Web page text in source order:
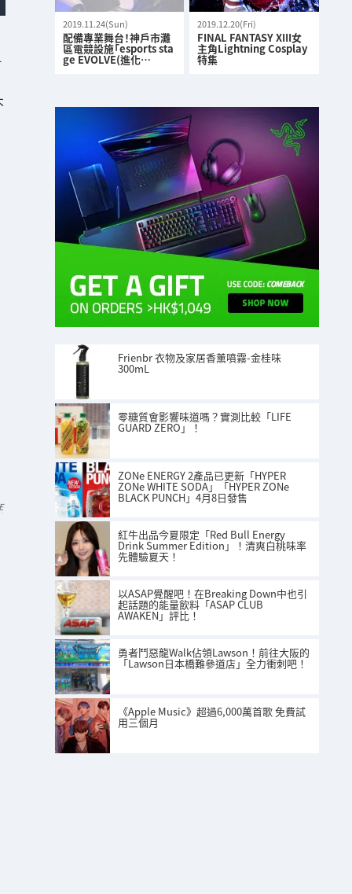
2019.11.24(Sun)
配備專業舞台！神戶市灘
區電競設施「esports sta
ge EVOLVE(進化…
2019.12.20(Fri)
FINAL FANTASY XIII女
主角Lightning Cosplay
特集
Frienbr 衣物及家居香薰噴霧-金桂味
300mL
零糖質會影響味道嗎？實測比較「LIFE
GUARD ZERO」！
ZONe ENERGY 2產品已更新「HYPER
ZONe WHITE SODA」「HYPER ZONe
BLACK PUNCH」4月8日發售
紅牛出品今夏限定「Red Bull Energy
Drink Summer Edition」！清爽白桃味率
先體驗夏天！
以ASAP覺醒吧！在Breaking Down中也引
起話題的能量飲料「ASAP CLUB
AWAKEN」評比！
勇者鬥惡龍Walk佔領Lawson！前往大阪的
「Lawson日本橋難參道店」全力衝刺吧！
《Apple Music》超過6,000萬首歌 免費試
用三個月